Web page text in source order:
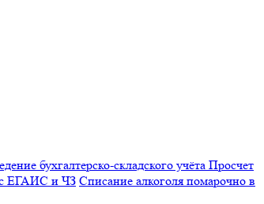
бухгалтерско-складского учёта Просчет
с ЕГАИС и ЧЗ Списание алкоголя помарочно в